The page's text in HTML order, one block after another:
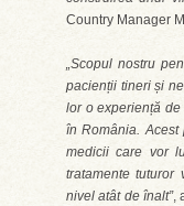
Country Manager
„Scopul nostru
pacienții tineri și
lor o experiență
în România.
medicii care vor
tratamente tuturor
nivel atât de înalt”,